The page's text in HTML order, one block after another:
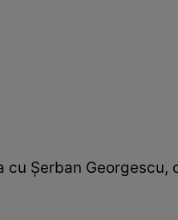
Șerban Georgescu,